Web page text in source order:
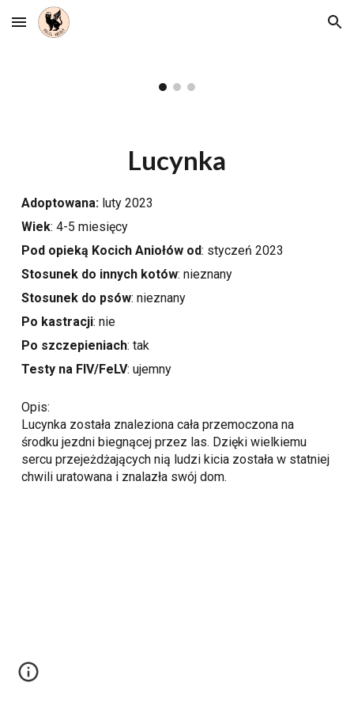
Skip to main content Skip to navigation
Lucynka
Adoptowana: luty 2023
Wiek:4-5 miesięcy
Pod opieką Kocich Aniołów od: styczeń 2023
Stosunek do innych kotów: nieznany
Stosunek do psów: nieznany
Po kastracji:nie
Po szczepieniach: tak
Testy na FIV/FeLV: ujemny
Opis:
Lucynka została znaleziona cała przemoczona na
środku jezdni biegnącej przez las. Dzięki wielkiemu
sercu przejeżdżających nią ludzi kicia została w statniej
chwili uratowana i znalazła swój dom.